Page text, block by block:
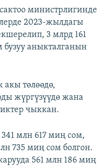
министрлигинде
2023-жылдагы
3 млрд 161
аныкталганын
төлөөдө,
жүргүзүүдө жана
чыккан.
млн 617 миң сом,
735 миң сом болгон.
561 млн 186 миң